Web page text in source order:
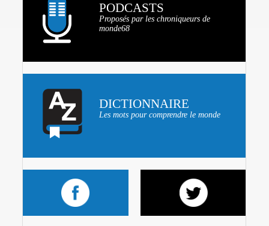
PODCASTS
Proposés par les chroniqueurs de
monde68
DICTIONNAIRE
Les mots pour comprendre le monde